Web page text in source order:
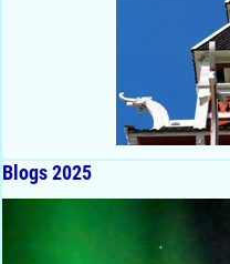
Blogs 2025